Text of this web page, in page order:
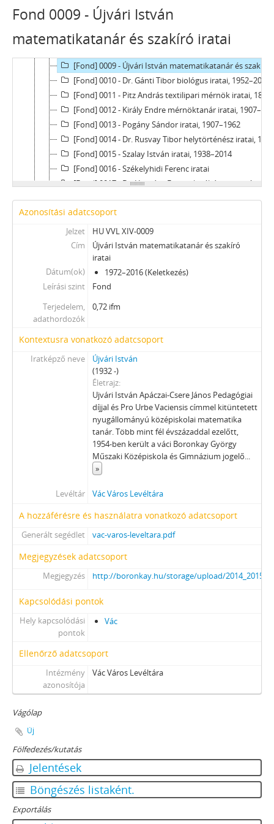
Fond 0009 - Újvári István
matematikatanár és szakíró iratai
[Fond] 0005 - Dr. Kristóf Béla polgármester iratai, 1990–1993
[Fond] 0006 - Dr. Sápi Vilmos történész iratai, 20. század
[Fond] 0007 - Szarka Gyula történész iratai, 1922–1968
[Fond] 0009 - Újvári István matematikatanár és szakíró iratai, 1972–2016
[Fond] 0010 - Dr. Gánti Tibor biológus iratai, 1952–2008
[Fond] 0011 - Pitz András textilipari mérnök iratai, 1892–1992
[Fond] 0012 - Király Endre mérnöktanár iratai, 1907–1957
[Fond] 0013 - Pogány Sándor iratai, 1907–1962
[Fond] 0014 - Dr. Rusvay Tibor helytörténész iratai, 1980–1990
[Fond] 0015 - Szalay István iratai, 1938–2014
[Fond] 0016 - Székelyhidi Ferenc iratai
[Fond] 0017 - Dr. Horváth Ferenc levéltár-igazgató iratai
[fondfőcsoport] XV - GYŰJTEMÉNYEK, 1074–2016
[fondfőcsoport] XVI - A NÉPKÖZTÁRSASÁG ÉS A TANÁCSKÖZTÁRSASÁG FORRADALMI SZERVEI, 1919
[fondfőcsoport] XVII - NÉPHATALMI ÉS KÜLÖNLEGES FELADATOKRA LÉTREJÖTT BIZOTTSÁGOK, 1945–1990
[fondfőcsoport] XXIII - TANÁCSOK, 1945–1990
[fondfőcsoport] XXIV - AZ ÁLLAMIGAZGATÁS TERÜLETI SZERVEI, 1952–1991
[fondfőcsoport] XXIX - GAZDASÁGI SZERVEK, 1946–2010
[fondfőcsoport] XXX - SZÖVETKEZETEK, 1949–2015
[fondfőcsoport] XXXVII - MEGYEI JOGÚ VÁROSI, VÁROSI ÉS KÖZSÉGI ÖNKORMÁNYZATOK, 1989–2014
Azonosítási adatcsoport
Jelzet
HU VVL XIV-0009
Cím
Újvári István matematikatanár és szakíró
iratai
Dátum(ok)
1972–2016 (Keletkezés)
Leírási szint
Fond
Terjedelem,
adathordozók
0,72 ifm
Kontextusra vonatkozó adatcsoport
Iratképző neve
Újvári István
(1932 -)
Életrajz
Ujvári István Apáczai-Csere János Pedagógiai
díjjal és Pro Urbe Vaciensis címmel kitüntetett
nyugállományú középiskolai matematika
tanár. Több mint fél évszázaddal ezelőtt,
1954-ben került a váci Boronkay György
Műszaki Középiskola és Gimnázium jogelő...
»
Levéltár Vác Város Levéltára
A hozzáférésre és használatra vonatkozó adatcsoport
Generált segédlet vac-varos-leveltara.pdf
Megjegyzések adatcsoport
Megjegyzés http://boronkay.hu/storage/upload/2014_2015/
Kapcsolódási pontok
Hely kapcsolódási
pontok
Vác
Ellenőrző adatcsoport
Intézmény
azonosítója
Vác Város Levéltára
Vágólap
Új
Fölfedezés/kutatás
Jelentések
Böngészés listaként.
Exportálás